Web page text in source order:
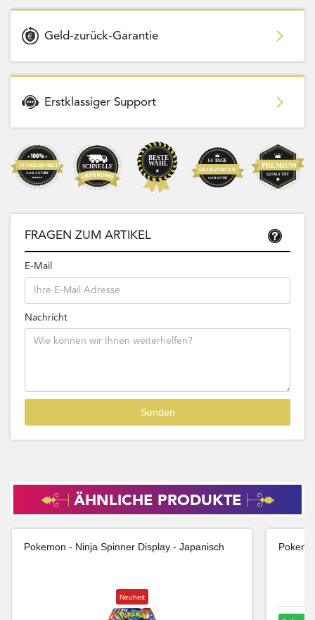
Geld-zurück-Garantie
Erstklassiger Support
FRAGEN ZUM ARTIKEL
E-Mail
Nachricht
ÄHNLICHE PRODUKTE
Pokemon - Ninja Spinner Display - Japanisch
Neuheit